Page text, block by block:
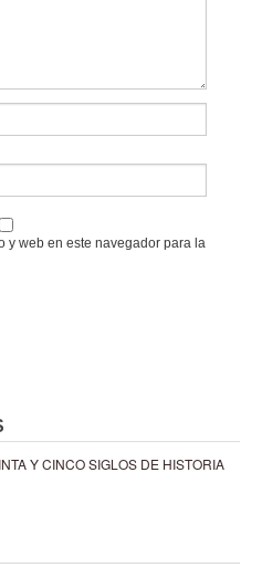
y web en este navegador para la
Y CINCO SIGLOS DE HISTORIA